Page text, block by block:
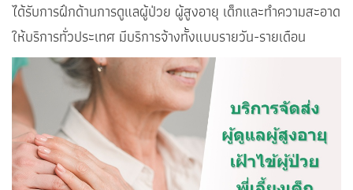
ได้รับการฝึกด้านการดูแลผู้ป่วย ผู้สูงอายุ เด็กและทำความสะอาด
ให้บริการทั่วประเทศ มีบริการจ้างทั้งแบบรายวัน-รายเดือน